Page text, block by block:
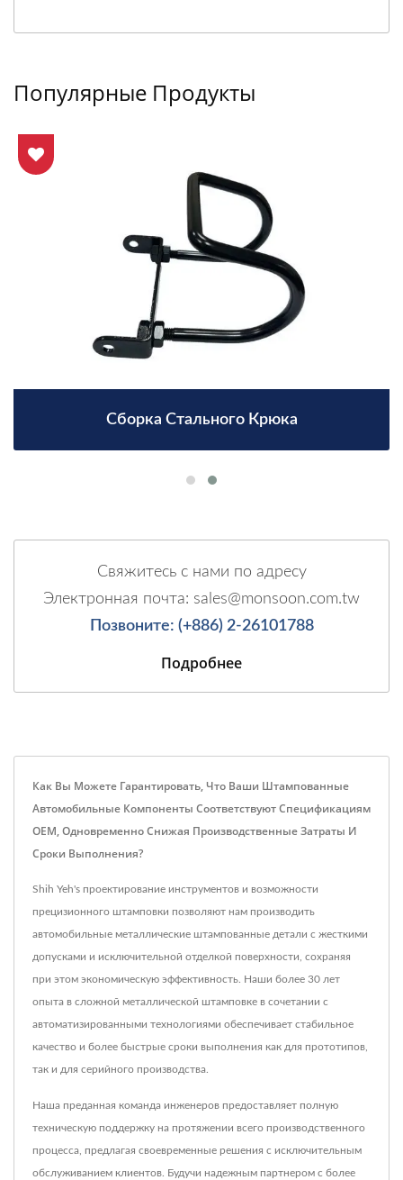
Популярные Продукты
Сборка Стального Крюка
Свяжитесь с нами по адресу
Электронная почта: sales@monsoon.com.tw
Позвоните: (+886) 2-26101788
Подробнее
Как Вы Можете Гарантировать, Что Ваши Штампованные
Автомобильные Компоненты Соответствуют Спецификациям
OEM, Одновременно Снижая Производственные Затраты И
Сроки Выполнения?
Shih Yeh's проектирование инструментов и возможности
прецизионного штамповки позволяют нам производить
автомобильные металлические штампованные детали с жесткими
допусками и исключительной отделкой поверхности, сохраняя
при этом экономическую эффективность. Наши более 30 лет
опыта в сложной металлической штамповке в сочетании с
автоматизированными технологиями обеспечивает стабильное
качество и более быстрые сроки выполнения как для прототипов,
так и для серийного производства.
Наша преданная команда инженеров предоставляет полную
техническую поддержку на протяжении всего производственного
процесса, предлагая своевременные решения с исключительным
обслуживанием клиентов. Будучи надежным партнером с более